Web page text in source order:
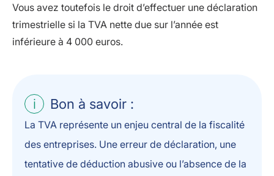
Vous avez toutefois le droit d’effectuer une déclaration
trimestrielle si la TVA nette due sur l’année est
inférieure à 4 000 euros.
Bon à savoir :
La TVA représente un enjeu central de la fiscalité
des entreprises. Une erreur de déclaration, une
tentative de déduction abusive ou l’absence de la